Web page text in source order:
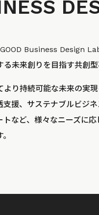
Business Design
る未来創りを目指す共創型
より持続可能な未来の実
支援、サステナブルビジ
トなど、様々なニーズに